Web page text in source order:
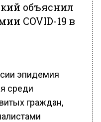
объяснил
COVID-19 в
эпидемия
среди
граждан,